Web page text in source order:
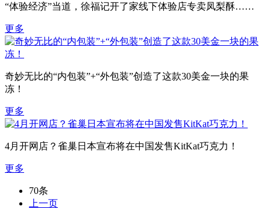
“体验经济”当道，徐福记开了家线下体验店专卖凤梨酥……
更多
奇妙无比的“内包装”+“外包装”创造了这款30美金一块的果
冻！
更多
4月开网店？雀巢日本宣布将在中国发售KitKat巧克力！
更多
70条
上一页